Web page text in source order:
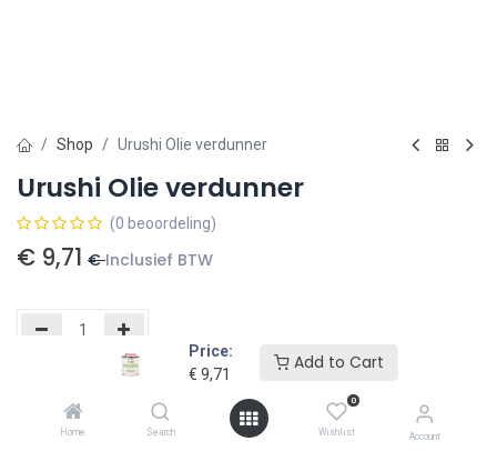
Price:
€ 9,71
Add to Cart
Home Search
0
Wishlist Account
Shop Urushi Olie verdunner
Urushi Olie verdunner
(0 beoordeling)
€ 9,71 € Inclusief BTW
Toevoegen aan winkelmandje
Toevoegen aan verlanglijst